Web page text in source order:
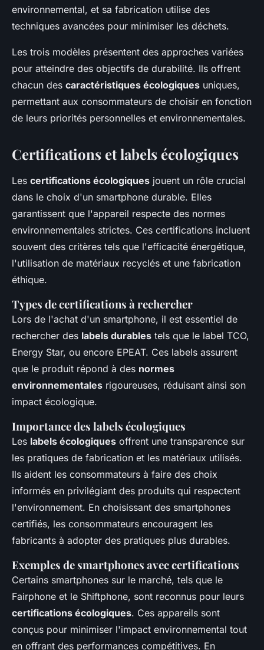
environnemental, et sa fabrication utilise des
techniques avancées pour minimiser les déchets.
Les trois modèles présentent des approches variées
pour atteindre des objectifs de durabilité. Ils offrent
chacun des caractéristiques écologiques uniques,
permettant aux consommateurs de choisir en fonction
de leurs priorités personnelles et environnementales.
Certifications et labels écologiques
Les certifications écologiques jouent un rôle crucial
dans le choix d'un smartphone durable. Elles
garantissent que l'appareil respecte des normes
environnementales strictes. Ces certifications incluent
souvent des critères tels que l'efficacité énergétique,
l'utilisation de matériaux recyclés et une fabrication
éthique.
Types de certifications à rechercher
Lors de l'achat d'un smartphone, il est essentiel de
rechercher des labels durables tels que le label TCO,
Energy Star, ou encore EPEAT. Ces labels assurent
que le produit répond à des normes
environnementales rigoureuses, réduisant ainsi son
impact écologique.
Importance des labels écologiques
Les labels écologiques offrent une transparence sur
les pratiques de fabrication et les matériaux utilisés.
Ils aident les consommateurs à faire des choix
informés en privilégiant des produits qui respectent
l'environnement. En choisissant des smartphones
certifiés, les consommateurs encouragent les
fabricants à adopter des pratiques plus durables.
Exemples de smartphones avec certifications
Certains smartphones sur le marché, tels que le
Fairphone et le Shiftphone, sont reconnus pour leurs
certifications écologiques. Ces appareils sont
conçus pour minimiser l'impact environnemental tout
en offrant des performances compétitives. En